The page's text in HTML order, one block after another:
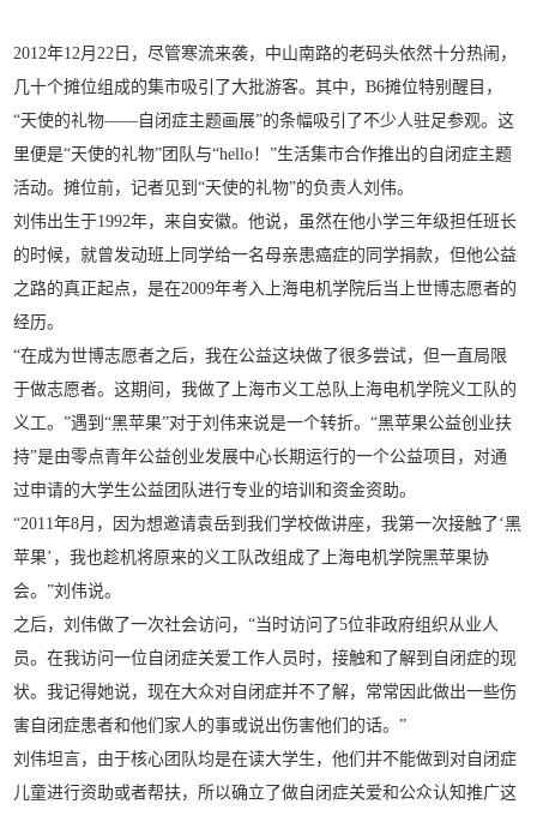
2012年12月22日，尽管寒流来袭，中山南路的老码头依然十分热闹，
几十个摊位组成的集市吸引了大批游客。其中，B6摊位特别醒目，
“天使的礼物——自闭症主题画展”的条幅吸引了不少人驻足参观。这
里便是“天使的礼物”团队与“hello！”生活集市合作推出的自闭症主题
活动。摊位前，记者见到“天使的礼物”的负责人刘伟。
刘伟出生于1992年，来自安徽。他说，虽然在他小学三年级担任班长
的时候，就曾发动班上同学给一名母亲患癌症的同学捐款，但他公益
之路的真正起点，是在2009年考入上海电机学院后当上世博志愿者的
经历。
“在成为世博志愿者之后，我在公益这块做了很多尝试，但一直局限
于做志愿者。这期间，我做了上海市义工总队上海电机学院义工队的
义工。”遇到“黑苹果”对于刘伟来说是一个转折。“黑苹果公益创业扶
持”是由零点青年公益创业发展中心长期运行的一个公益项目，对通
过申请的大学生公益团队进行专业的培训和资金资助。
“2011年8月，因为想邀请袁岳到我们学校做讲座，我第一次接触了‘黑
苹果’，我也趁机将原来的义工队改组成了上海电机学院黑苹果协
会。”刘伟说。
之后，刘伟做了一次社会访问，“当时访问了5位非政府组织从业人
员。在我访问一位自闭症关爱工作人员时，接触和了解到自闭症的现
状。我记得她说，现在大众对自闭症并不了解，常常因此做出一些伤
害自闭症患者和他们家人的事或说出伤害他们的话。”
刘伟坦言，由于核心团队均是在读大学生，他们并不能做到对自闭症
儿童进行资助或者帮扶，所以确立了做自闭症关爱和公众认知推广这